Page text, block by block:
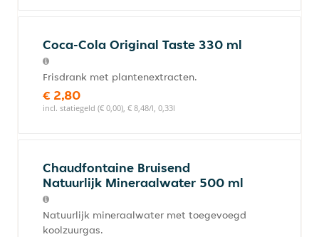
Coca-Cola Original Taste 330 ml
Frisdrank met plantenextracten.
€ 2,80
incl. statiegeld (€ 0,00), € 8,48/l, 0,33l
Chaudfontaine Bruisend
Natuurlijk Mineraalwater 500 ml
Natuurlijk mineraalwater met toegevoegd
koolzuurgas.